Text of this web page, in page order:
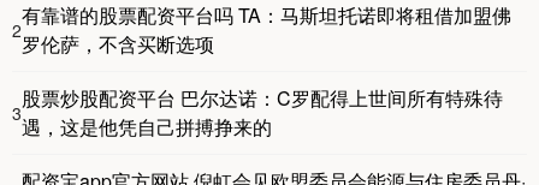
2
有靠谱的股票配资平台吗 TA：马斯坦托诺即将租借加盟佛
罗伦萨，不含买断选项
3
股票炒股配资平台 巴尔达诺：C罗配得上世间所有特殊待
遇，这是他凭自己拼搏挣来的